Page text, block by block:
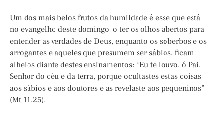
Um dos mais belos frutos da humildade é esse que está
no evangelho deste domingo: o ter os olhos abertos para
entender as verdades de Deus, enquanto os soberbos e os
arrogantes e aqueles que presumem ser sábios, ficam
alheios diante destes ensinamentos: “Eu te louvo, ó Pai,
Senhor do céu e da terra, porque ocultastes estas coisas
aos sábios e aos doutores e as revelaste aos pequeninos”
(Mt 11,25).